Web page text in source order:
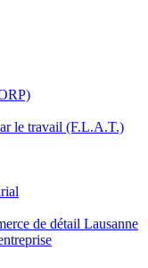
le travail (F.L.A.T.)
de détail Lausanne